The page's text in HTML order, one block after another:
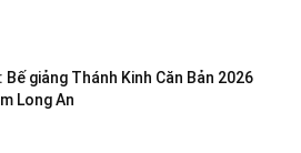
Bế giảng Thánh Kinh Căn Bản 2026
Long An